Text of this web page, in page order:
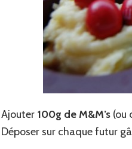
Ajouter 100g de M&M’s (ou
Déposer sur chaque futur